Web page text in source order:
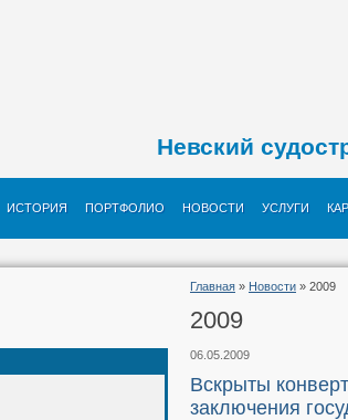
Невский
ИСТОРИЯ ПОРТФОЛИО НОВОСТИ УСЛУГИ
Главная » Новости » 2009
2009
06.05.2009
Вскрыты
заключения